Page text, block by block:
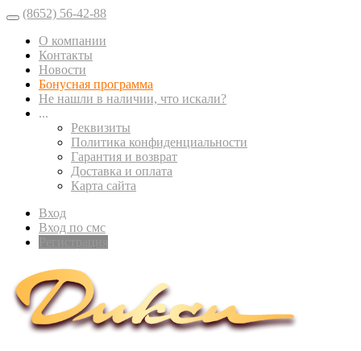
(8652) 56-42-88
О компании
Контакты
Новости
Бонусная программа
Не нашли в наличии, что искали?
...
Реквизиты
Политика конфиденциальности
Гарантия и возврат
Доставка и оплата
Карта сайта
Вход
Вход по смс